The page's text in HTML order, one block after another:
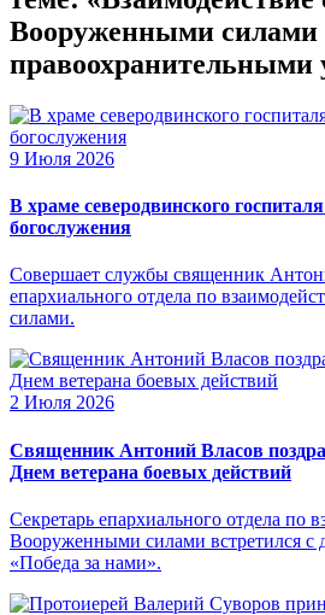
Вооруженными силами
правоохранительными
9 Июля 2026
В храме северодвинского
богослужения
Совершает службы священник
епархиального отдела по
силами.
2 Июля 2026
Священник Антоний Власов
Днем ветерана боевых действий
Секретарь епархиального отдела по
Вооруженными силами встретился с
«Победа за нами».